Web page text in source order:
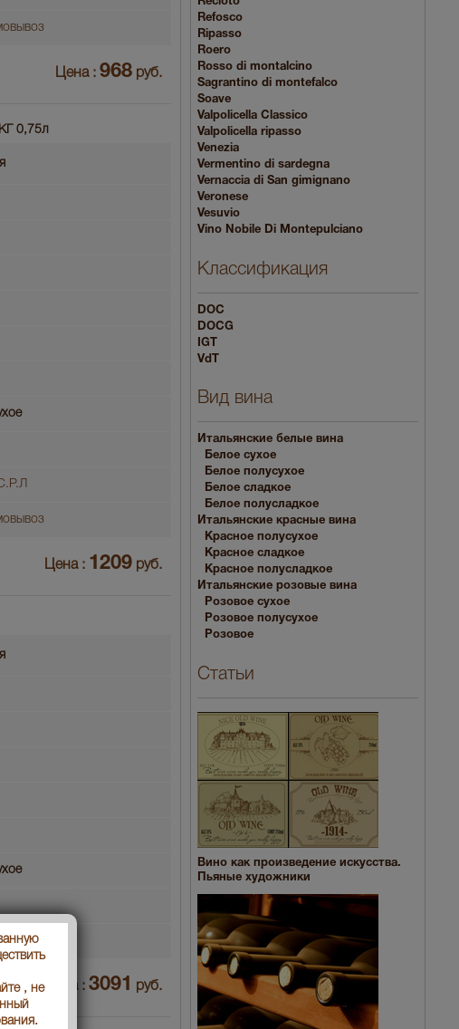
Цена : 968 руб.
0,75л
Цена : 1209 руб.
Цена : 3091 руб.
Refosco
Ripasso
Roero
Rosso di montalcino
Sagrantino di montefalco
Soave
Valpolicella Classico
Valpolicella ripasso
Venezia
Vermentino di sardegna
Vernaccia di San gimignano
Veronese
Vesuvio
Vino Nobile Di Montepulciano
Классификация
DOC
DOCG
IGT
VdT
Вид вина
Итальянские белые вина
Белое сухое
Белое полусухое
Белое сладкое
Белое полусладкое
Итальянские красные вина
Красное полусухое
Красное сладкое
Красное полусладкое
Итальянские розовые вина
Розовое сухое
Розовое полусухое
Розовое
Статьи
Вино как произведение искусства.
Пьяные художники
, не